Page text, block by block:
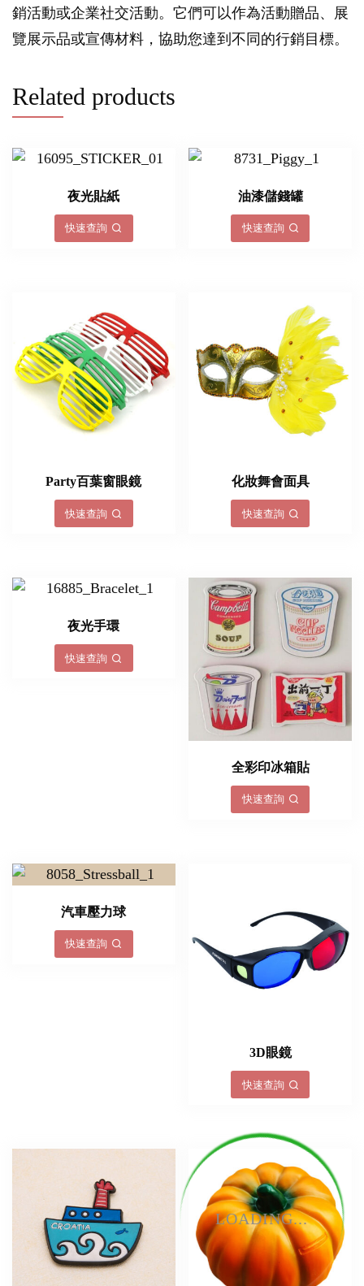
LOADING...
銷活動或企業社交活動。它們可以作為活動贈品、展
覽展示品或宣傳材料，協助您達到不同的行銷目標。
Related products
夜光貼紙
快速查詢
油漆儲錢罐
快速查詢
Party百葉窗眼鏡
快速查詢
化妝舞會面具
快速查詢
夜光手環
快速查詢
全彩印冰箱貼
快速查詢
汽車壓力球
快速查詢
3D眼鏡
快速查詢